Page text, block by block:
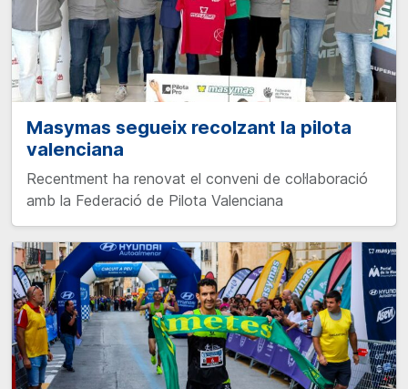
Masymas segueix recolzant la pilota
valenciana
Recentment ha renovat el conveni de col·laboració
amb la Federació de Pilota Valenciana